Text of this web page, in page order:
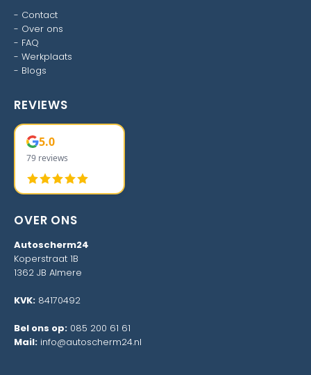
- Contact
- Over ons
- FAQ
- Werkplaats
- Blogs
REVIEWS
5.0
79 reviews
OVER ONS
Autoscherm24
Koperstraat 1B
1362 JB Almere
KVK: 84170492
Bel ons op: 085 200 61 61
Mail: info@autoscherm24.nl